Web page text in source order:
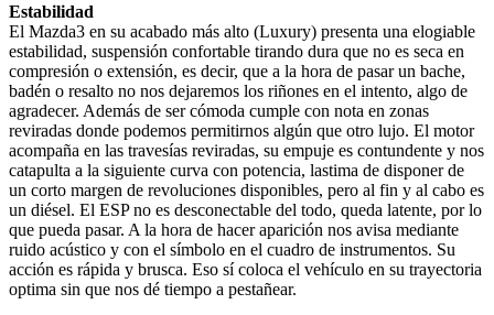
Estabilidad
El Mazda3 en su acabado más alto (Luxury) presenta una elogiable
estabilidad, suspensión confortable tirando dura que no es seca en
compresión o extensión, es decir, que a la hora de pasar un bache,
badén o resalto no nos dejaremos los riñones en el intento, algo de
agradecer. Además de ser cómoda cumple con nota en zonas
reviradas donde podemos permitirnos algún que otro lujo. El motor
acompaña en las travesías reviradas, su empuje es contundente y nos
catapulta a la siguiente curva con potencia, lastima de disponer de
un corto margen de revoluciones disponibles, pero al fin y al cabo es
un diésel. El ESP no es desconectable del todo, queda latente, por lo
que pueda pasar. A la hora de hacer aparición nos avisa mediante
ruido acústico y con el símbolo en el cuadro de instrumentos. Su
acción es rápida y brusca. Eso sí coloca el vehículo en su trayectoria
optima sin que nos dé tiempo a pestañear.